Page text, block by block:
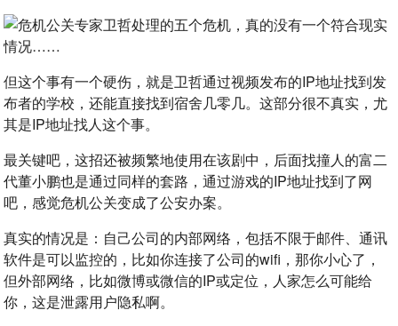
但这个事有一个硬伤，就是卫哲通过视频发布的IP地址找到发
布者的学校，还能直接找到宿舍几零几。这部分很不真实，尤
其是IP地址找人这个事。
最关键吧，这招还被频繁地使用在该剧中，后面找撞人的富二
代董小鹏也是通过同样的套路，通过游戏的IP地址找到了网
吧，感觉危机公关变成了公安办案。
真实的情况是：自己公司的内部网络，包括不限于邮件、通讯
软件是可以监控的，比如你连接了公司的wifi，那你小心了，
但外部网络，比如微博或微信的IP或定位，人家怎么可能给
你，这是泄露用户隐私啊。